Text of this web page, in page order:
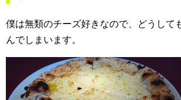
僕は無類のチーズ好きなので、どうして
んでしまいます。